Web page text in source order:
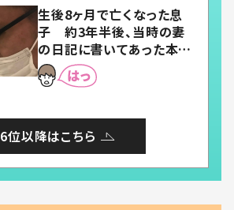
生後8ヶ月で亡くなった息
子 約3年半後、当時の妻
の日記に書いてあった本音
とは
6位以降はこちら